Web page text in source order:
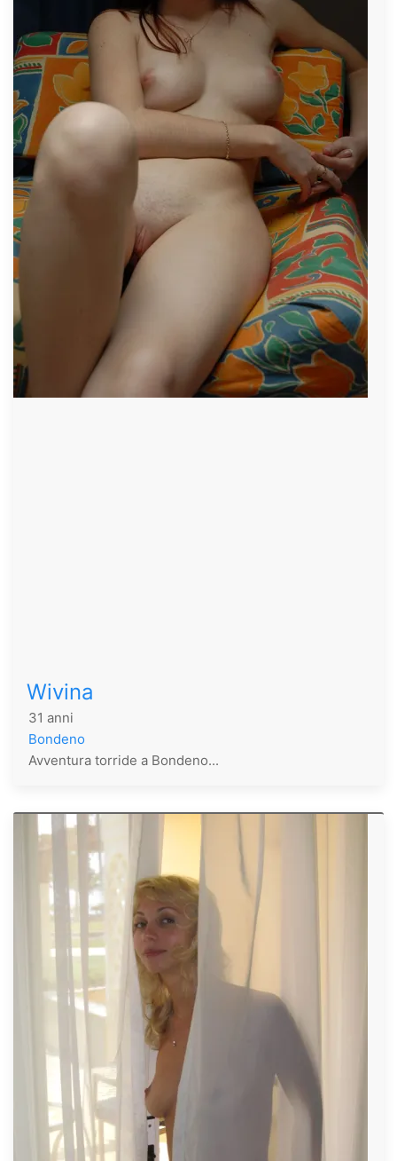
Wivina
31 anni
Bondeno
Avventura torride a Bondeno...